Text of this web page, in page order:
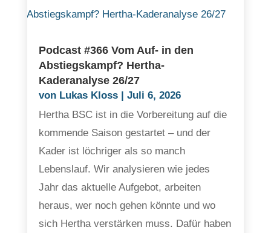
Podcast #366 Vom Auf- in den
Abstiegskampf? Hertha-
Kaderanalyse 26/27
von Lukas Kloss| Juli 6, 2026
Hertha BSC ist in die Vorbereitung auf die
kommende Saison gestartet – und der
Kader ist löchriger als so manch
Lebenslauf. Wir analysieren wie jedes
Jahr das aktuelle Aufgebot, arbeiten
heraus, wer noch gehen könnte und wo
sich Hertha verstärken muss. Dafür haben